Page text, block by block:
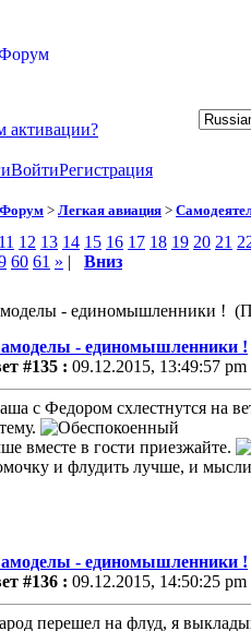
активации?
ВойтиРегистрация
Форум > Легкая авиация >
11 12 13 14 15 16 17 18 19 20 21
60 61 » | Вниз
- единомышленники !
- единомышленники !
#135 : 09.12.2015, 13:49:57 pm
с Федором схлестнутся на
вместе в гости приезжайте.
и флудить лучше, и
- единомышленники !
#136 : 09.12.2015, 14:50:25 pm
перешел на флуд, я